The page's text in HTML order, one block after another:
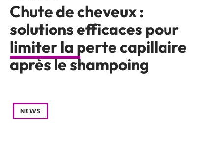
Chute de cheveux :
solutions efficaces pour
limiter la perte capillaire
après le shampoing
NEWS